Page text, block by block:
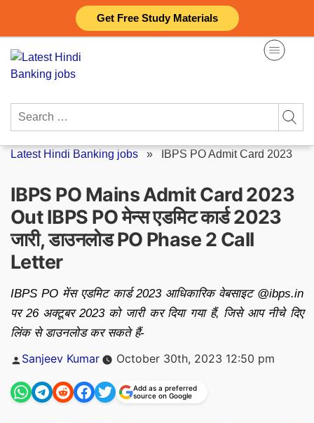
Get Free Study Materials
content
Search
Latest Hindi Banking jobs » IBPS PO Admit Card 2023
IBPS PO Mains Admit Card 2023
Out IBPS PO मेन्स एडमिट कार्ड 2023
जारी, डाउनलोड PO Phase 2 Call
Letter
IBPS PO मेंस एडमिट कार्ड 2023 आधिकारिक वेबसाइट @ibps.in
पर 26 अक्टूबर 2023 को जारी कर दिया गया हैं, जिसे आप नीचे दिए
लिंक से डाउनलोड कर सकते हैं-
Posted
Sanjeev Kumar October 30th, 2023 12:50 pm
Add as a preferred
source on Google